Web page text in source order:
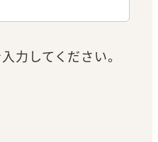
力してください。